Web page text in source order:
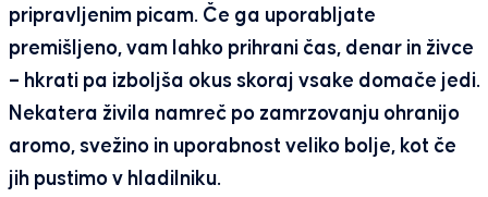
pripravljenim picam. Če ga uporabljate
premišljeno, vam lahko prihrani čas, denar in živce
– hkrati pa izboljša okus skoraj vsake domače jedi.
Nekatera živila namreč po zamrzovanju ohranijo
aromo, svežino in uporabnost veliko bolje, kot če
jih pustimo v hladilniku.